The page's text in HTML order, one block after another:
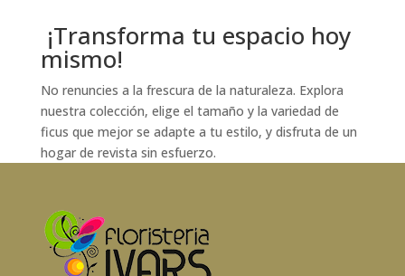
¡Transforma tu espacio hoy
mismo!
No renuncies a la frescura de la naturaleza. Explora
nuestra colección, elige el tamaño y la variedad de
ficus que mejor se adapte a tu estilo, y disfruta de un
hogar de revista sin esfuerzo.